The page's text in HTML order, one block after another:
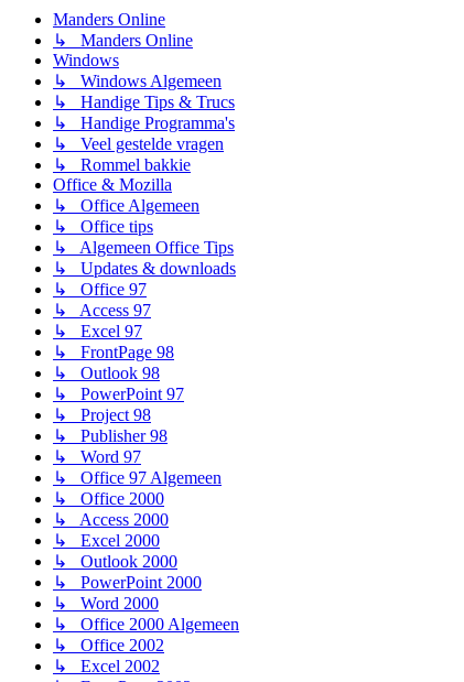
Manders Online
↳ Manders Online
Windows
↳ Windows Algemeen
↳ Handige Tips & Trucs
↳ Handige Programma's
↳ Veel gestelde vragen
↳ Rommel bakkie
Office & Mozilla
↳ Office Algemeen
↳ Office tips
↳ Algemeen Office Tips
↳ Updates & downloads
↳ Office 97
↳ Access 97
↳ Excel 97
↳ FrontPage 98
↳ Outlook 98
↳ PowerPoint 97
↳ Project 98
↳ Publisher 98
↳ Word 97
↳ Office 97 Algemeen
↳ Office 2000
↳ Access 2000
↳ Excel 2000
↳ Outlook 2000
↳ PowerPoint 2000
↳ Word 2000
↳ Office 2000 Algemeen
↳ Office 2002
↳ Excel 2002